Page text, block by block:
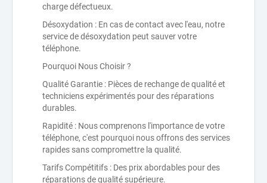
charge défectueux.
Désoxydation : En cas de contact avec l'eau, notre
service de désoxydation peut sauver votre
téléphone.
Pourquoi Nous Choisir ?
Qualité Garantie : Pièces de rechange de qualité et
techniciens expérimentés pour des réparations
durables.
Rapidité : Nous comprenons l'importance de votre
téléphone, c'est pourquoi nous offrons des services
rapides sans compromettre la qualité.
Tarifs Compétitifs : Des prix abordables pour des
réparations de qualité supérieure.